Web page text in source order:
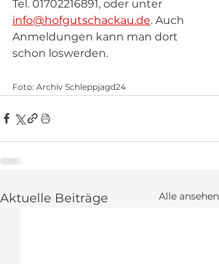
Tel. 01702216891, oder unter
info@hofgutschackau.de. Auch
Anmeldungen kann man dort
schon loswerden.
Foto: Archiv Schleppjagd24
Aktuelle Beiträge Alle ansehen